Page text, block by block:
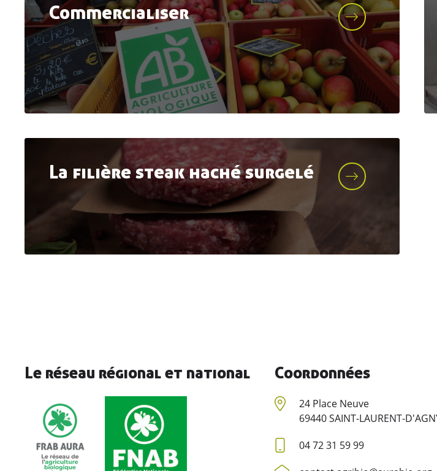
Commercialiser
La filière steak haché surgelé
Le réseau régional et national Coordonnées
24 Place Neuve
69440 SAINT-LAURENT-
04 72 31 59 99